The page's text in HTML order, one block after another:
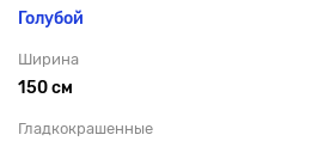
Голубой
Ширина
150 см
Гладкокрашенные